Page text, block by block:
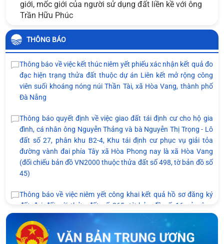
giới, mốc giới của người sử dụng đất liền kề với ông
Trần Hữu Phúc
THÔNG BÁO
Thông báo về việc kết thúc niêm yết phiếu xác nhận kết quả đo
đạc hiện trạng thửa đất thuộc dự án Liên kết mở rộng công
viên suối khoáng nóng núi Thần Tài, xã Hòa Vang, thành phố
Đà Nẵng
Thông báo quyết định về việc giao đất tái định cư cho hộ gia
đình, cá nhân ông Nguyễn Thảng và bà Nguyễn Thị Trọng - Lô
đất số 27, phân khu B2-4, Khu tái định cư phục vụ giải tỏa
đường vành đai phía Tây xã Hòa Phong nay là xã Hòa Vang
(đối chiếu bản đồ VN2000 thuộc thửa đất số 498, tờ bản đồ số
45)
Thông báo về việc niêm yết công khai kết quả hồ sơ đăng ký
đất đai đối với thửa đất số 265, tờ bản đồ số 16 của ông
Nguyễn Dũng và bà Mạc Thị Thùy Nhân tại thôn Dương Lâm,
xã Hòa Vang